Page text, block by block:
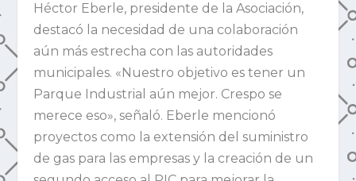
Héctor Eberle, presidente de la Asociación,
destacó la necesidad de una colaboración
aún más estrecha con las autoridades
municipales. «Nuestro objetivo es tener un
Parque Industrial aún mejor. Crespo se
merece eso», señaló. Eberle mencionó
proyectos como la extensión del suministro
de gas para las empresas y la creación de un